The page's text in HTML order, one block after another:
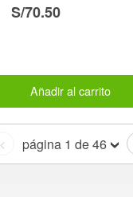
S/70.50
Añadir al carrito
< página 1 de 46